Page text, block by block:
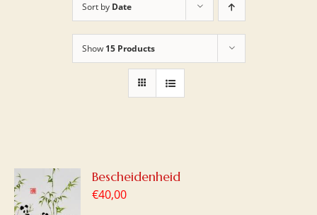
Sort by Date
Show 15 Products
Bescheidenheid
€40,00